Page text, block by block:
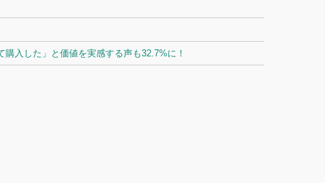
入した」と価値を実感する声も32.7%に！